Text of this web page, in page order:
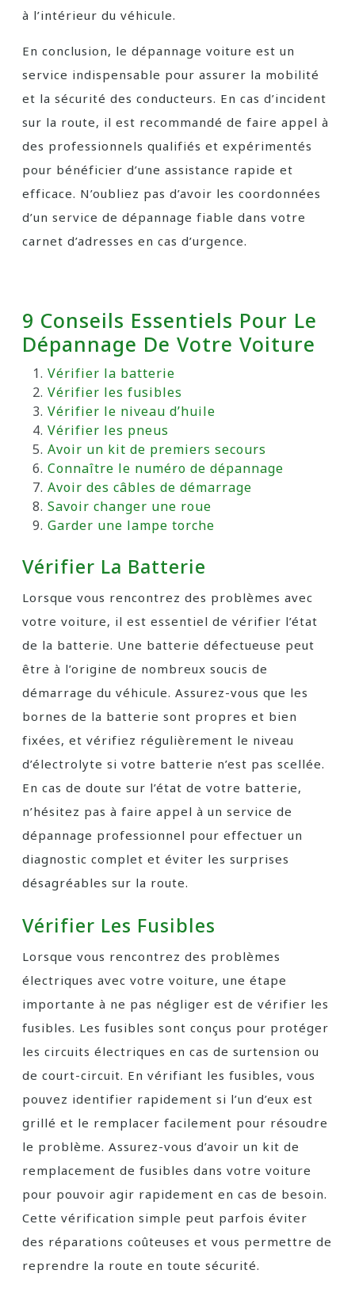
à l’intérieur du véhicule.
En conclusion, le dépannage voiture est un
service indispensable pour assurer la mobilité
et la sécurité des conducteurs. En cas d’incident
sur la route, il est recommandé de faire appel à
des professionnels qualifiés et expérimentés
pour bénéficier d’une assistance rapide et
efficace. N’oubliez pas d’avoir les coordonnées
d’un service de dépannage fiable dans votre
carnet d’adresses en cas d’urgence.
9 Conseils Essentiels Pour Le
Dépannage De Votre Voiture
Vérifier la batterie
Vérifier les fusibles
Vérifier le niveau d’huile
Vérifier les pneus
Avoir un kit de premiers secours
Connaître le numéro de dépannage
Avoir des câbles de démarrage
Savoir changer une roue
Garder une lampe torche
Vérifier La Batterie
Lorsque vous rencontrez des problèmes avec
votre voiture, il est essentiel de vérifier l’état
de la batterie. Une batterie défectueuse peut
être à l’origine de nombreux soucis de
démarrage du véhicule. Assurez-vous que les
bornes de la batterie sont propres et bien
fixées, et vérifiez régulièrement le niveau
d’électrolyte si votre batterie n’est pas scellée.
En cas de doute sur l’état de votre batterie,
n’hésitez pas à faire appel à un service de
dépannage professionnel pour effectuer un
diagnostic complet et éviter les surprises
désagréables sur la route.
Vérifier Les Fusibles
Lorsque vous rencontrez des problèmes
électriques avec votre voiture, une étape
importante à ne pas négliger est de vérifier les
fusibles. Les fusibles sont conçus pour protéger
les circuits électriques en cas de surtension ou
de court-circuit. En vérifiant les fusibles, vous
pouvez identifier rapidement si l’un d’eux est
grillé et le remplacer facilement pour résoudre
le problème. Assurez-vous d’avoir un kit de
remplacement de fusibles dans votre voiture
pour pouvoir agir rapidement en cas de besoin.
Cette vérification simple peut parfois éviter
des réparations coûteuses et vous permettre de
reprendre la route en toute sécurité.